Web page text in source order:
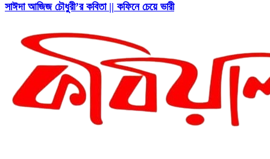
সাঈদা আজিজ চৌধুরী’র কবিতা || কফিনে চেয়ে ভারী